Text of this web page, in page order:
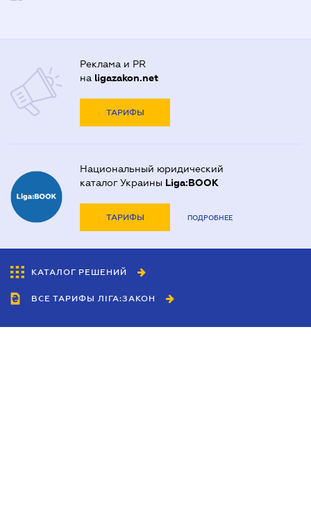
Реклама и PR
на ligazakon.net
ТАРИФЫ
Национальный юридический
каталог Украины Liga:BOOK
ТАРИФЫ ПОДРОБНЕЕ
КАТАЛОГ РЕШЕНИЙ
ВСЕ ТАРИФЫ ЛІГА:ЗАКОН